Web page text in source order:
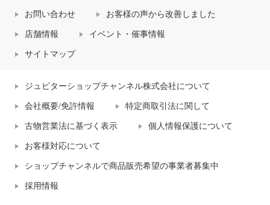
お問い合わせ お客様の声から改善しました
店舗情報 イベント・催事情報
サイトマップ
ジュピターショップチャンネル株式会社について
会社概要/免許情報 特定商取引法に関して
古物営業法に基づく表示 個人情報保護について
お客様対応について
ショップチャンネルで商品販売希望の事業者募集中
採用情報